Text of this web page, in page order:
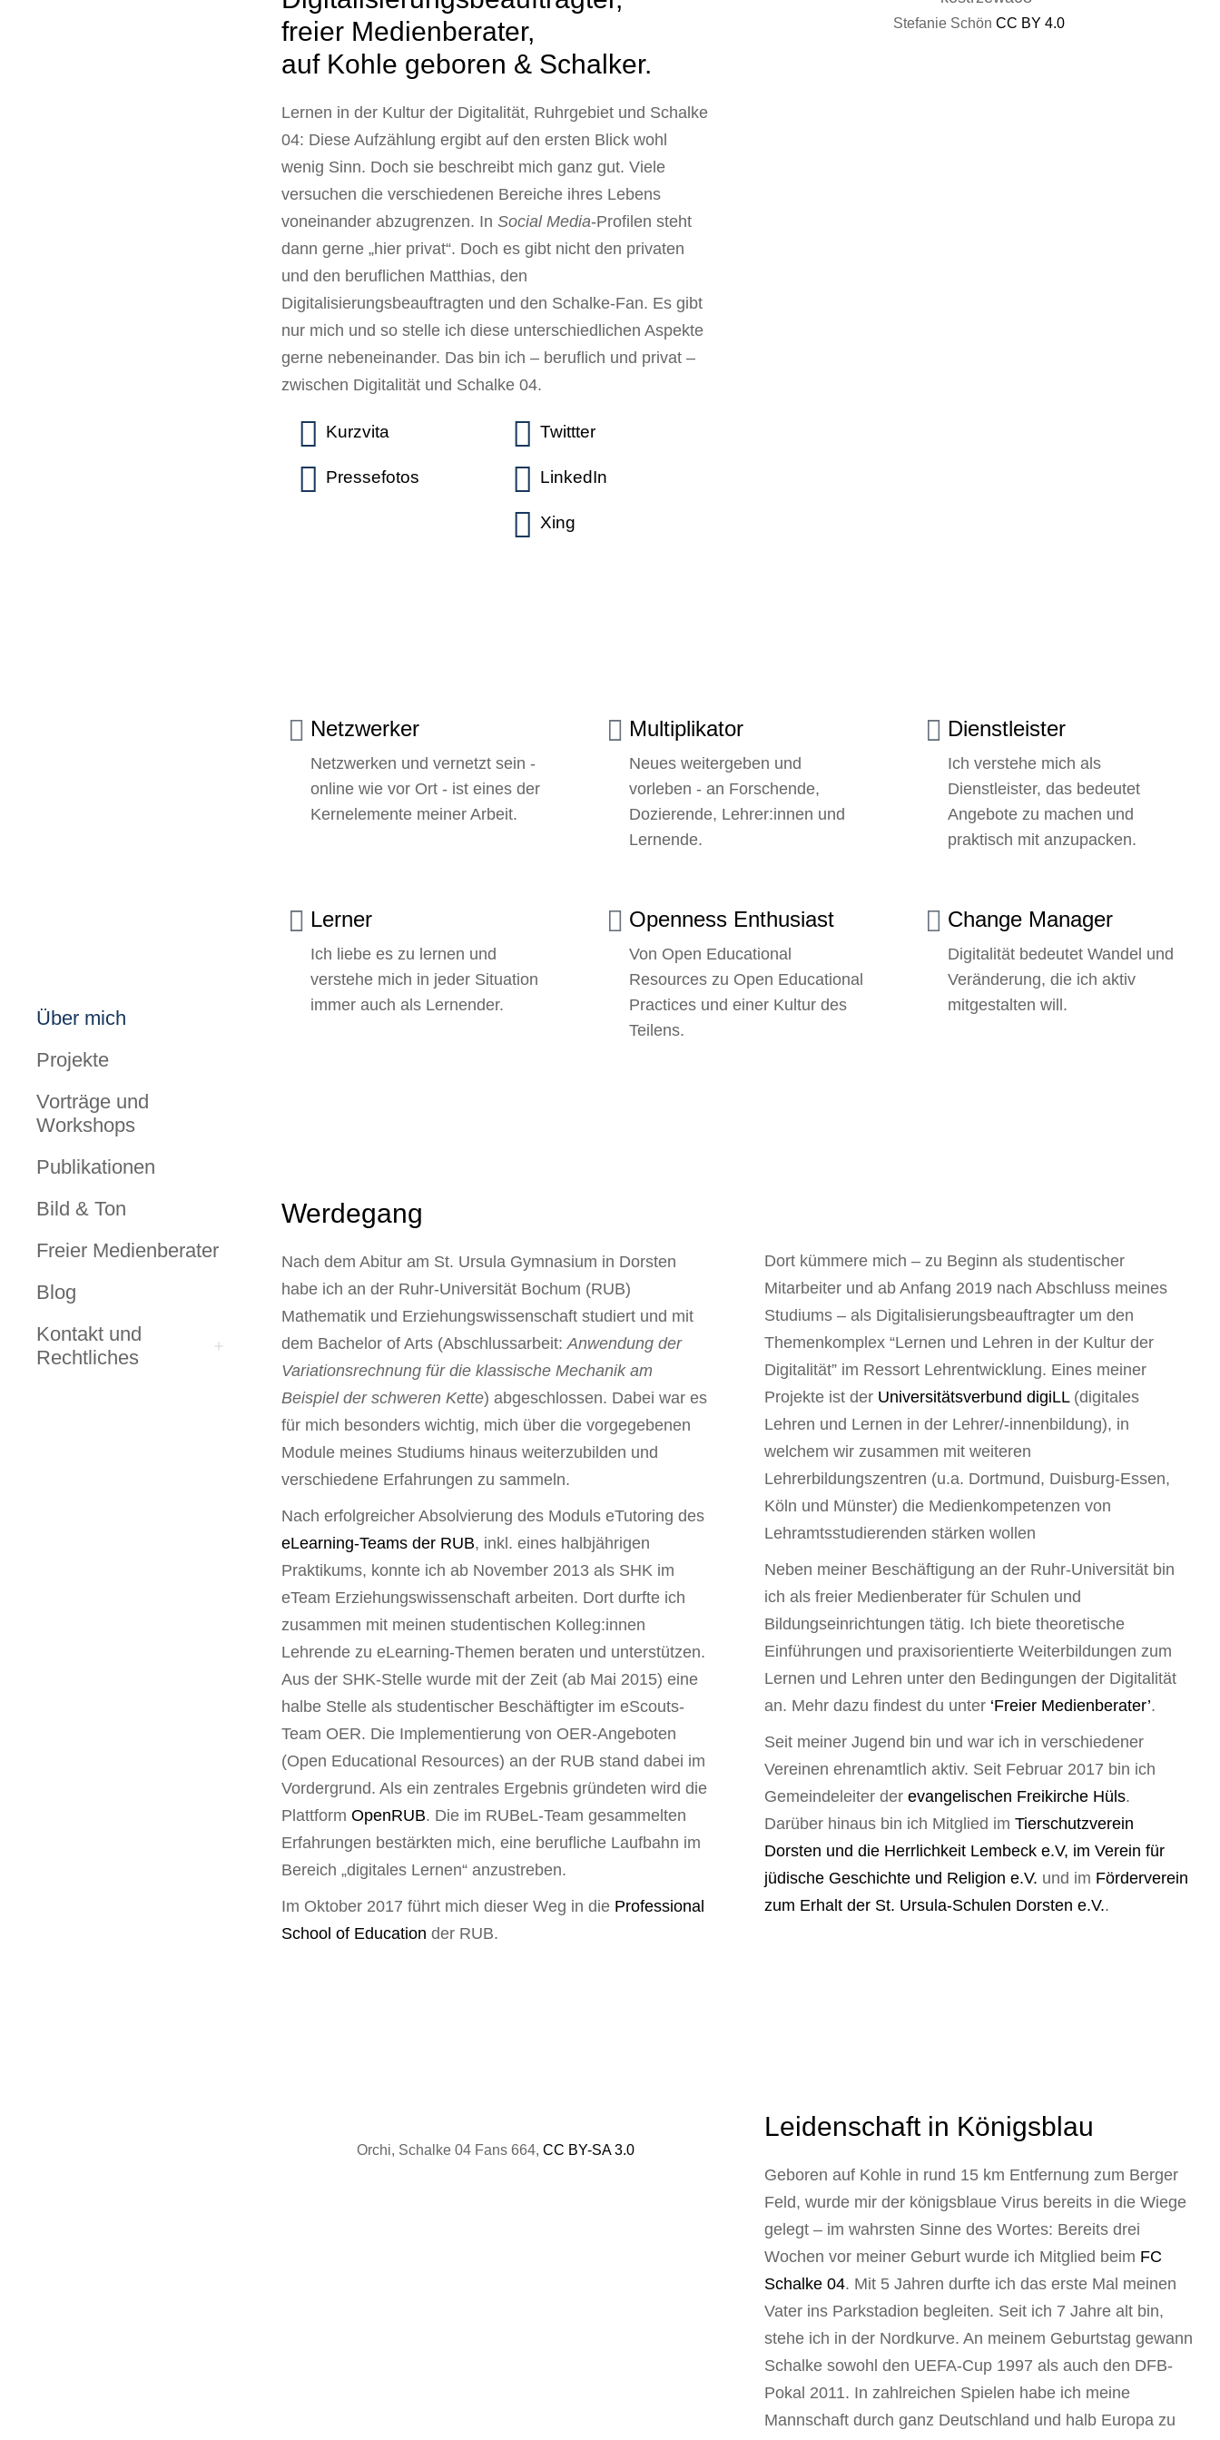
Über mich
Projekte
Vorträge und
Workshops
Publikationen
Bild & Ton
Freier Medienberater
Blog
Kontakt und
Rechtliches
freier Medienberater,
auf Kohle geboren & Schalker.
Lernen in der Kultur der Digitalität, Ruhrgebiet und Schalke
04: Diese Aufzählung ergibt auf den ersten Blick wohl
wenig Sinn. Doch sie beschreibt mich ganz gut. Viele
versuchen die verschiedenen Bereiche ihres Lebens
voneinander abzugrenzen. In Social Media-Profilen steht
dann gerne „hier privat“. Doch es gibt nicht den privaten
und den beruflichen Matthias, den
Digitalisierungsbeauftragten und den Schalke-Fan. Es gibt
nur mich und so stelle ich diese unterschiedlichen Aspekte
gerne nebeneinander. Das bin ich – beruflich und privat –
zwischen Digitalität und Schalke 04.
Kurzvita
Pressefotos
Twittter
LinkedIn
Xing
Stefanie Schön CC BY 4.0
Netzwerker
Netzwerken und vernetzt sein -
online wie vor Ort - ist eines der
Kernelemente meiner Arbeit.
Multiplikator
Neues weitergeben und
vorleben - an Forschende,
Dozierende, Lehrer:innen und
Lernende.
Dienstleister
Ich verstehe mich als
Dienstleister, das bedeutet
Angebote zu machen und
praktisch mit anzupacken.
Lerner
Ich liebe es zu lernen und
verstehe mich in jeder Situation
immer auch als Lernender.
Openness Enthusiast
Von Open Educational
Resources zu Open Educational
Practices und einer Kultur des
Teilens.
Change Manager
Digitalität bedeutet Wandel und
Veränderung, die ich aktiv
mitgestalten will.
Werdegang
Nach dem Abitur am St. Ursula Gymnasium in Dorsten
habe ich an der Ruhr-Universität Bochum (RUB)
Mathematik und Erziehungswissenschaft studiert und mit
dem Bachelor of Arts (Abschlussarbeit:Anwendung der
Variationsrechnung für die klassische Mechanik am
Beispiel der schweren Kette) abgeschlossen. Dabei war es
für mich besonders wichtig, mich über die vorgegebenen
Module meines Studiums hinaus weiterzubilden und
verschiedene Erfahrungen zu sammeln.
Nach erfolgreicher Absolvierung des Moduls eTutoring des
eLearning-Teams der RUB, inkl. eines halbjährigen
Praktikums, konnte ich ab November 2013 als SHK im
eTeam Erziehungswissenschaft arbeiten. Dort durfte ich
zusammen mit meinen studentischen Kolleg:innen
Lehrende zu eLearning-Themen beraten und unterstützen.
Aus der SHK-Stelle wurde mit der Zeit (ab Mai 2015) eine
halbe Stelle als studentischer Beschäftigter im eScouts-
Team OER. Die Implementierung von OER-Angeboten
(Open Educational Resources) an der RUB stand dabei im
Vordergrund. Als ein zentrales Ergebnis gründeten wird die
Plattform OpenRUB. Die im RUBeL-Team gesammelten
Erfahrungen bestärkten mich, eine berufliche Laufbahn im
Bereich „digitales Lernen“ anzustreben.
Im Oktober 2017 führt mich dieser Weg in die Professional
School of Education der RUB.
Dort kümmere mich – zu Beginn als studentischer
Mitarbeiter und ab Anfang 2019 nach Abschluss meines
Studiums – als Digitalisierungsbeauftragter um den
Themenkomplex “Lernen und Lehren in der Kultur der
Digitalität” im Ressort Lehrentwicklung. Eines meiner
Projekte ist der Universitätsverbund digiLL(digitales
Lehren und Lernen in der Lehrer/-innenbildung), in
welchem wir zusammen mit weiteren
Lehrerbildungszentren (u.a. Dortmund, Duisburg-Essen,
Köln und Münster) die Medienkompetenzen von
Lehramtsstudierenden stärken wollen
Neben meiner Beschäftigung an der Ruhr-Universität bin
ich als freier Medienberater für Schulen und
Bildungseinrichtungen tätig. Ich biete theoretische
Einführungen und praxisorientierte Weiterbildungen zum
Lernen und Lehren unter den Bedingungen der Digitalität
an. Mehr dazu findest du unter ‘Freier Medienberater’.
Seit meiner Jugend bin und war ich in verschiedener
Vereinen ehrenamtlich aktiv. Seit Februar 2017 bin ich
Gemeindeleiter der evangelischen Freikirche Hüls.
Darüber hinaus bin ich Mitglied im Tierschutzverein
Dorsten und die Herrlichkeit Lembeck e.V, im Verein für
jüdische Geschichte und Religion e.V. und im Förderverein
zum Erhalt der St. Ursula-Schulen Dorsten e.V..
Orchi, Schalke 04 Fans 664, CC BY-SA 3.0
Leidenschaft in Königsblau
Geboren auf Kohle in rund 15 km Entfernung zum Berger
Feld, wurde mir der königsblaue Virus bereits in die Wiege
gelegt – im wahrsten Sinne des Wortes: Bereits drei
Wochen vor meiner Geburt wurde ich Mitglied beim FC
Schalke 04. Mit 5 Jahren durfte ich das erste Mal meinen
Vater ins Parkstadion begleiten. Seit ich 7 Jahre alt bin,
stehe ich in der Nordkurve. An meinem Geburtstag gewann
Schalke sowohl den UEFA-Cup 1997 als auch den DFB-
Pokal 2011. In zahlreichen Spielen habe ich meine
Mannschaft durch ganz Deutschland und halb Europa zu